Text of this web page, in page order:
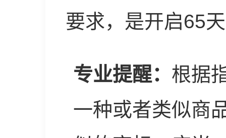
要求，是开启65
专业提醒： 根据
一种或者类似商